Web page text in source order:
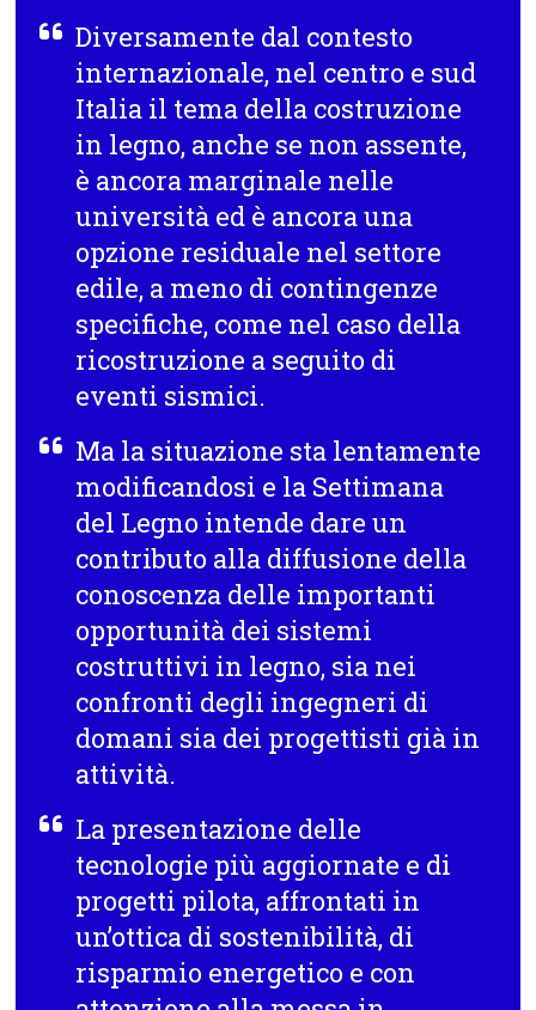
Diversamente dal contesto
internazionale, nel centro e sud
Italia il tema della costruzione
in legno, anche se non assente,
è ancora marginale nelle
università ed è ancora una
opzione residuale nel settore
edile, a meno di contingenze
specifiche, come nel caso della
ricostruzione a seguito di
eventi sismici.
Ma la situazione sta lentamente
modificandosi e la Settimana
del Legno intende dare un
contributo alla diffusione della
conoscenza delle importanti
opportunità dei sistemi
costruttivi in legno, sia nei
confronti degli ingegneri di
domani sia dei progettisti già in
attività.
La presentazione delle
tecnologie più aggiornate e di
progetti pilota, affrontati in
un’ottica di sostenibilità, di
risparmio energetico e con